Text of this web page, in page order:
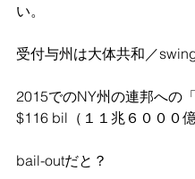
い。
受付与州は大体共和／swing
2015でのNY州の連邦への
$116 bil（１１兆６０００
bail-outだと？